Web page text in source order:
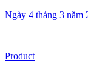
Ngày 4 tháng 3 năm
Product